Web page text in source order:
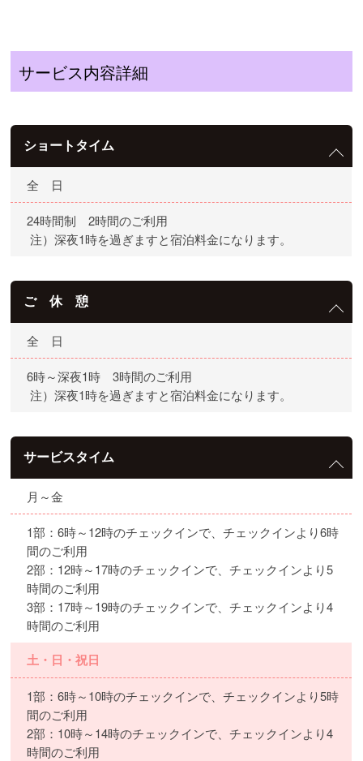
サービス内容詳細
ショートタイム
全 日
24時間制 2時間のご利用
注）深夜1時を過ぎますと宿泊料金になります。
ご 休 憩
全 日
6時～深夜1時 3時間のご利用
注）深夜1時を過ぎますと宿泊料金になります。
サービスタイム
月～金
1部：6時～12時のチェックインで、チェックインより6時
間のご利用
2部：12時～17時のチェックインで、チェックインより5
時間のご利用
3部：17時～19時のチェックインで、チェックインより4
時間のご利用
土・日・祝日
1部：6時～10時のチェックインで、チェックインより5時
間のご利用
2部：10時～14時のチェックインで、チェックインより4
時間のご利用